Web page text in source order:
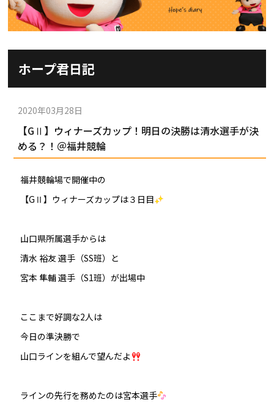
本場開催
パンフレット
出場予定選手
出走表
予想紙
崖っぷちのK（穴予想）
Kの地元推し！（地元予想）
施設ガイド
施設紹介
有料席
KEIRINパーク
アクセス
車券の購入方法
DOKOTO
歴代優勝者を紹介
協賛レース募集
横断幕掲出について
その他
防府競輪研究所
ホープ君日記
Kからの挑戦状
防府競輪を予想するKとは？
防府競輪キャラクター
個人情報保護方針
ホープ君日記
2020年03月28日
【GⅡ】ウィナーズカップ！明日の決勝は清水選手が決
める？！＠福井競輪
福井競輪場で開催中の
【GⅡ】ウィナーズカップは３日目
山口県所属選手からは
清水 裕友 選手（SS班）と
宮本 隼輔 選手（S1班）が出場中
ここまで好調な2人は
今日の準決勝で
山口ラインを組んで望んだよ
ラインの先行を務めたのは宮本選手